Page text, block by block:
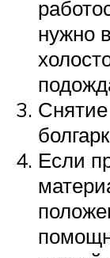
нужно
Если